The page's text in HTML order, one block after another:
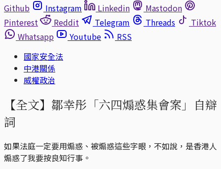
Github
Instagram Linkedin
Mastodon
Pinterest
Reddit Telegram Threads
Tiktok
Whatsapp
Youtube
RSS
國家安全法
中港關係
威權政治
【全文】鄒幸彤「六四煽惑集會案」自辯
詞
如果法庭一定要用煽惑、被煽惑這些字眼，不如說，是香港人
煽惑了我要按良知行事。